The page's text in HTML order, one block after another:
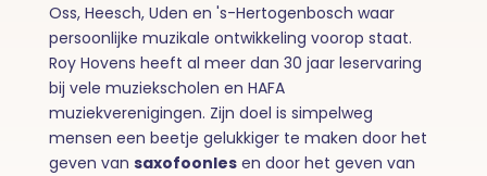
Oss, Heesch, Uden en 's-Hertogenbosch waar
persoonlijke muzikale ontwikkeling voorop staat.
Roy Hovens heeft al meer dan 30 jaar leservaring
bij vele muziekscholen en HAFA
muziekverenigingen. Zijn doel is simpelweg
mensen een beetje gelukkiger te maken door het
geven van saxofoonlesen door het geven van